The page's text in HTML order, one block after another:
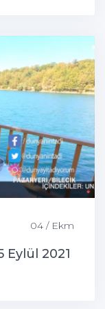
04 / Ekm
Eylül 2021